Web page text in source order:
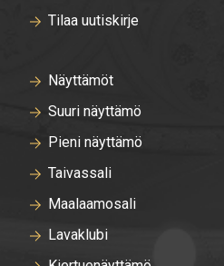
Tilaa uutiskirje
Näyttämöt
Suuri näyttämö
Pieni näyttämö
Taivassali
Maalaamosali
Lavaklubi